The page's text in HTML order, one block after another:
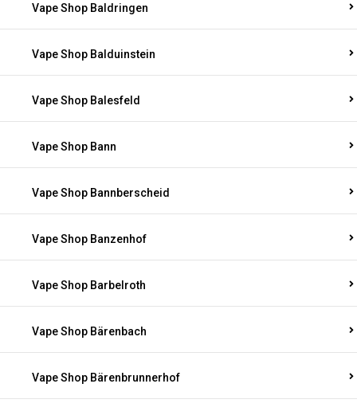
Vape Shop Baldringen
Vape Shop Balduinstein
Vape Shop Balesfeld
Vape Shop Bann
Vape Shop Bannberscheid
Vape Shop Banzenhof
Vape Shop Barbelroth
Vape Shop Bärenbach
Vape Shop Bärenbrunnerhof